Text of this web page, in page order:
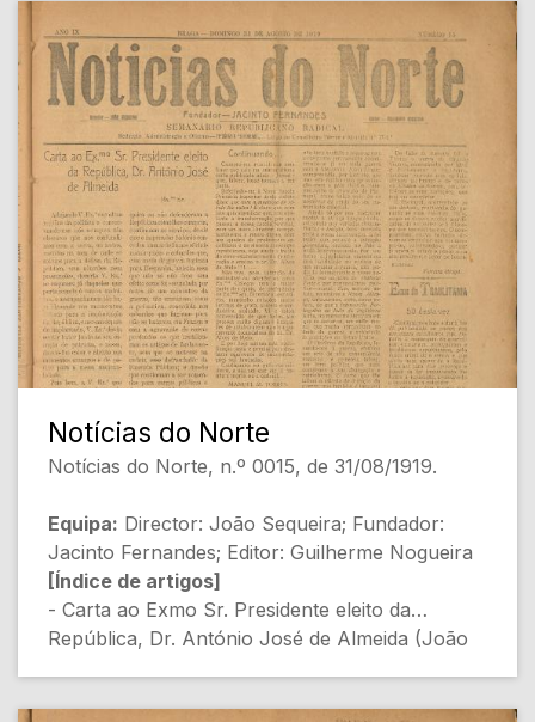
religião]
- António José de Almeida (Martins da Silva)
[Política]
- PRÓ INSTRUÇÃO (Gomes da Rocha)
[Educação]
- A CAMISINHA (Braguês) [Crítica escolar]
- Carta a Gomes da Rocha (MANUEL M.
TORRES) [Educação]
- PALHEIRAS E PERGUNTAS (Desconhecido)
[Sátira e curiosidades]
[Conteúdo Gerado por Inteligência Artificial,
pode conter erros]
Notícias do Norte
Notícias do Norte, n.º 0015, de 31/08/1919.
Equipa: Director: João Sequeira; Fundador:
Jacinto Fernandes; Editor: Guilherme Nogueira
[Índice de artigos]
- Carta ao Exmo Sr. Presidente eleito da
República, Dr. António José de Almeida (João